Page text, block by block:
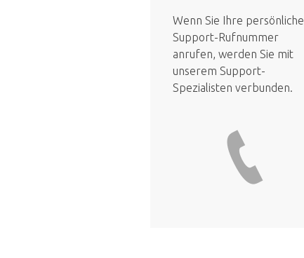
Wenn Sie Ihre persönliche
Support-Rufnummer
anrufen, werden Sie mit
unserem Support-
Spezialisten verbunden.